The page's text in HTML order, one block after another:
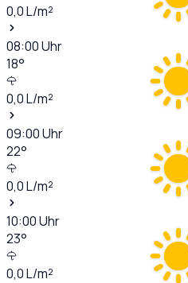
0,0L/m²
08:00Uhr
18°
0,0L/m²
09:00Uhr
22°
0,0L/m²
10:00Uhr
23°
0,0L/m²